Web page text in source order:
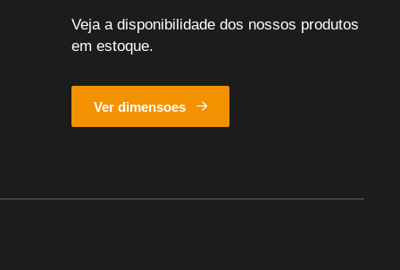
Veja a disponibilidade dos nossos produtos
em estoque.
Ver dimensoes